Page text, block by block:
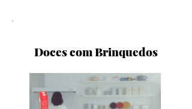
Doces com Brinquedos